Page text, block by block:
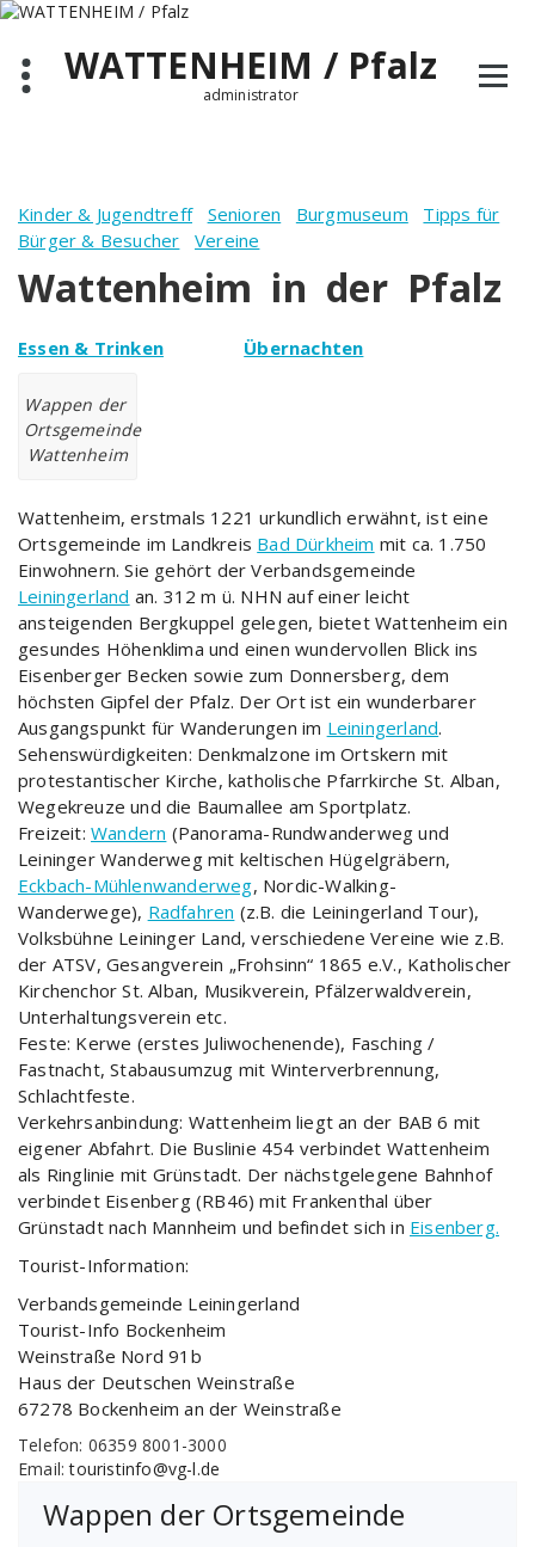
Zum
springenWATTENHEIM / Pfalz
administrator
Kinder & Jugendtreff Senioren Burgmuseum
Tipps für
Bürger & Besucher
Vereine
Wattenheim in der Pfalz
Essen & Trinken Übernachten
Wappen der
Ortsgemeinde
Wattenheim
Wattenheim, erstmals 1221 urkundlich erwähnt, ist eine
Ortsgemeinde im Landkreis Bad Dürkheim mit ca. 1.750
Einwohnern. Sie gehört der Verbandsgemeinde
Leiningerland an. 312 m ü. NHN auf einer leicht
ansteigenden Bergkuppel gelegen, bietet Wattenheim ein
gesundes Höhenklima und einen wundervollen Blick ins
Eisenberger Becken sowie zum Donnersberg, dem
höchsten Gipfel der Pfalz. Der Ort ist ein wunderbarer
Ausgangspunkt für Wanderungen im Leiningerland.
Sehenswürdigkeiten: Denkmalzone im Ortskern mit
protestantischer Kirche, katholische Pfarrkirche St. Alban,
Wegekreuze und die Baumallee am Sportplatz.
Freizeit:Wandern (Panorama-Rundwanderweg und
Leininger Wanderweg mit keltischen Hügelgräbern,
Eckbach-Mühlenwanderweg, Nordic-Walking-
Wanderwege), Radfahren (z.B. die Leiningerland Tour),
Volksbühne Leininger Land, verschiedene Vereine wie z.B.
der ATSV, Gesangverein „Frohsinn“ 1865 e.V., Katholischer
Kirchenchor St. Alban, Musikverein, Pfälzerwaldverein,
Unterhaltungsverein etc.
Feste: Kerwe (erstes Juliwochenende), Fasching /
Fastnacht, Stabausumzug mit Winterverbrennung,
Schlachtfeste.
Verkehrsanbindung: Wattenheim liegt an der BAB 6 mit
eigener Abfahrt. Die Buslinie 454 verbindet Wattenheim
als Ringlinie mit Grünstadt. Der nächstgelegene Bahnhof
verbindet Eisenberg (RB46) mit Frankenthal über
Grünstadt nach Mannheim und befindet sich in Eisenberg.
Tourist-Information:
Verbandsgemeinde Leiningerland
Tourist-Info Bockenheim
Weinstraße Nord 91b
Haus der Deutschen Weinstraße
67278 Bockenheim an der Weinstraße
Telefon: 06359 8001-3000
Email:touristinfo@vg-l.de
Wappen der Ortsgemeinde